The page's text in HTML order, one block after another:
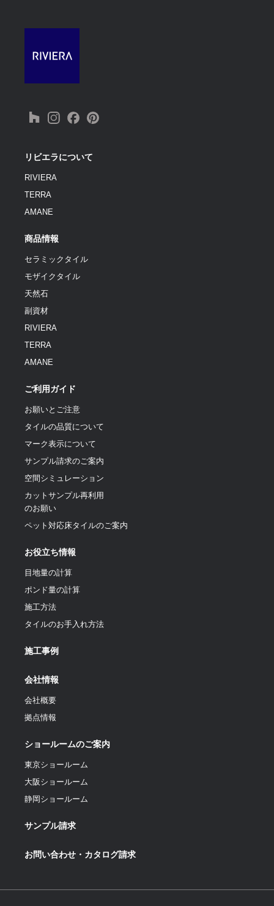
リビエラについて
RIVIERA
TERRA
AMANE
商品情報
セラミックタイル
モザイクタイル
天然石
副資材
RIVIERA
TERRA
AMANE
ご利用ガイド
お願いとご注意
タイルの品質について
マーク表示について
サンプル請求のご案内
空間シミュレーション
カットサンプル再利用
のお願い
ペット対応床タイルのご案内
お役立ち情報
目地量の計算
ポンド量の計算
施工方法
タイルのお手入れ方法
施工事例
会社情報
会社概要
拠点情報
ショールームのご案内
東京ショールーム
大阪ショールーム
静岡ショールーム
サンプル請求
お問い合わせ・カタログ請求